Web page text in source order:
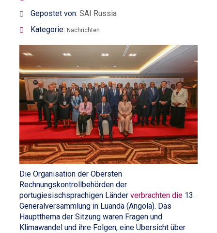
Gepostet von: SAI Russia
Kategorie: Nachrichten
Die Organisation der Obersten
Rechnungskontrollbehörden der
portugiesischsprachigen Länder verbrachten die 13.
Generalversammlung in Luanda (Angola). Das
Hauptthema der Sitzung waren Fragen und
Klimawandel und ihre Folgen, eine Übersicht über